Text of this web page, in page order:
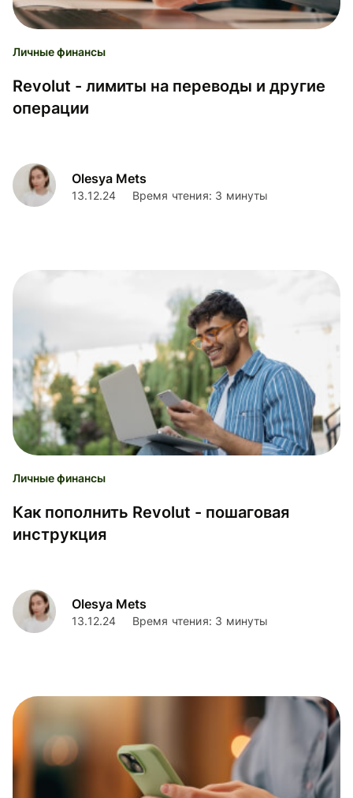
Личные финансы
Revolut - лимиты на переводы и другие
операции
Olesya Mets
13.12.24 Время чтения: 3 минуты
Личные финансы
Как пополнить Revolut - пошаговая
инструкция
Olesya Mets
13.12.24 Время чтения: 3 минуты